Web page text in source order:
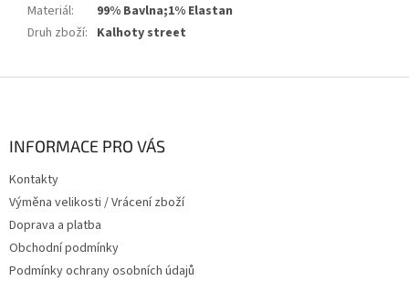
Materiál:
99% Bavlna;1% Elastan
Druh zboží: Kalhoty street
INFORMACE PRO VÁS
Kontakty
Výměna velikosti / Vrácení zboží
Doprava a platba
Obchodní podmínky
Podmínky ochrany osobních údajů